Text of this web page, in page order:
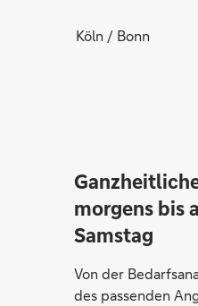
Köln / Bonn
morgens bis
Samstag
Von der
des passenden